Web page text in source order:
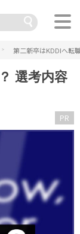
第二新卒はKDDIへ転
選考内容
PR